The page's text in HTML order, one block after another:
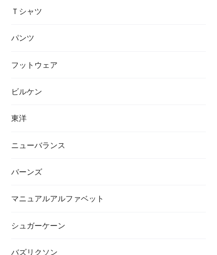
Ｔシャツ
パンツ
フットウェア
ビルケン
東洋
ニューバランス
バーンズ
マニュアルアルファベット
シュガーケーン
バズリクソン